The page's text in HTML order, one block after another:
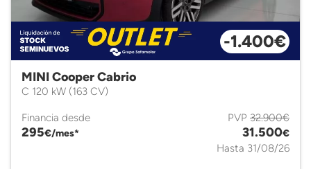
-1.400€
MINI Cooper Cabrio
C 120 kW (163 CV)
Financia desde
295€/mes*
PVP 32.900€
31.500€
Hasta 31/08/26